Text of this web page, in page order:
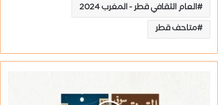
العام الثقافي قطر - المغرب 2024
متاحف قطر